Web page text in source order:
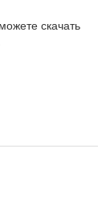
скачать